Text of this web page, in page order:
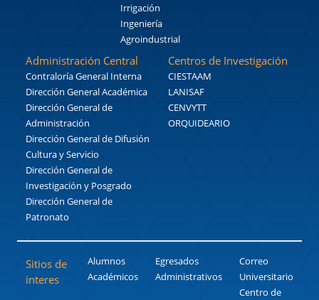
Irrigación
Ingeniería
Agroindustrial
Administración Central
Contraloría General Interna
Dirección General Académica
Dirección General de
Administración
Dirección General de Difusión
Cultura y Servicio
Dirección General de
Investigación y Posgrado
Dirección General de
Patronato
Centros de Investigación
CIESTAAM
LANISAF
CENVYTT
ORQUIDEARIO
Sitios de
interes
Alumnos
Académicos
Egresados
Administrativos
Correo
Universitario
Centro de